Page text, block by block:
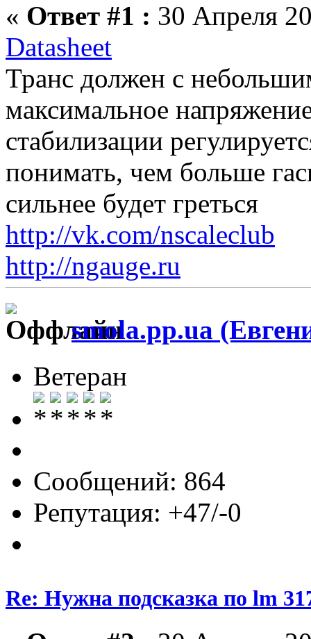
« Ответ #1 : 30 Апреля
Datasheet
Транс должен с
максимальное
стабилизации
понимать, чем больше
сильнее будет греться
http://vk.com/nscaleclub
http://ngauge.ru
smola.pp.ua
Ветеран
Сообщений: 864
Репутация: +47/-0
Re: Нужна подсказка по lm